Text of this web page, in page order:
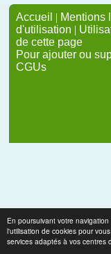
En poursuivant votre
l'utilisation de cookies pour
services adaptés à vos centres
Accueil | Mentions
d'utilisation |
de cette page
Pour ajouter ou
CGUs